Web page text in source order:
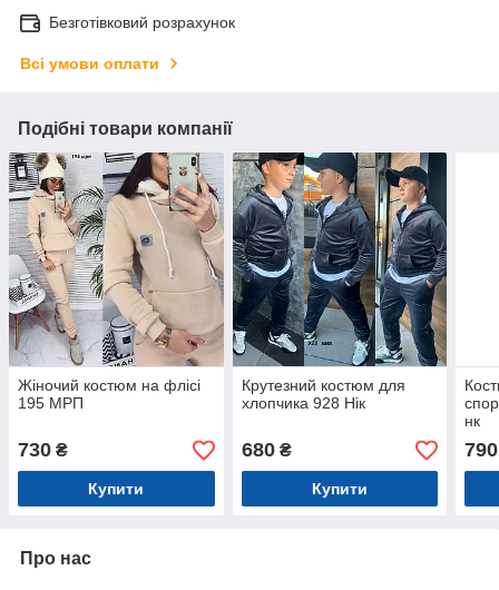
Безготівковий розрахунок
Всі умови оплати
Подібні товари компанії
Жіночий костюм на флісі
195 МРП
730 ₴
Купити
Крутезний костюм для
хлопчика 928 Нік
680₴
Купити
нк
790
Про нас